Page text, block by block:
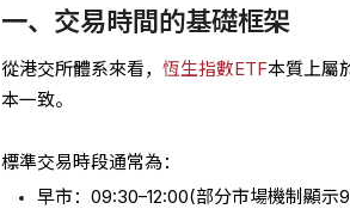
一、交易時間的基礎框架
從港交所體系來看，恆生指數ETF本質上屬
本一致。
標準交易時段通常為：
早市：09:30–12:00(部分市場機制顯示